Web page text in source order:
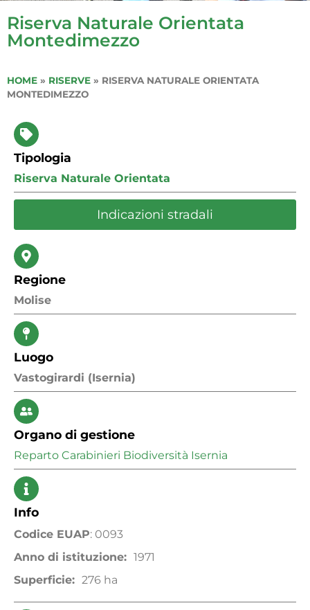
Riserva Naturale Orientata
Montedimezzo
HOME » RISERVE » RISERVA NATURALE ORIENTATA
MONTEDIMEZZO
Tipologia
Riserva Naturale Orientata
Indicazioni stradali
Regione
Molise
Luogo
Vastogirardi (Isernia)
Organo di gestione
Reparto Carabinieri Biodiversità Isernia
Info
Codice EUAP: 0093
Anno di istituzione: 1971
Superficie: 276 ha